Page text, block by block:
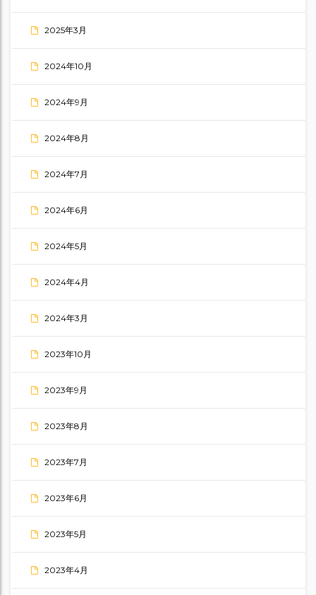
2025年3月
2024年10月
2024年9月
2024年8月
2024年7月
2024年6月
2024年5月
2024年4月
2024年3月
2023年10月
2023年9月
2023年8月
2023年7月
2023年6月
2023年5月
2023年4月